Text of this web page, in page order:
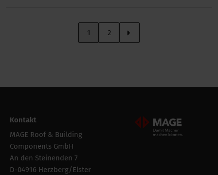
1 2
Mageroof Logo Footer
Kontakt
MAGE Roof & Building
Components GmbH
An den Steinenden 7
D-04916 Herzberg/Elster